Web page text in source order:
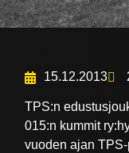
15.12.2013
TPS:n
015:n kummit
vuoden ajan